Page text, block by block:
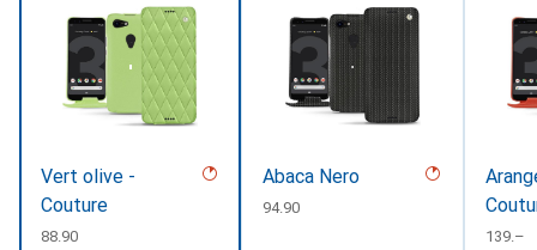
Vert olive -
Couture
CHF
88.90
Abaca Nero
CHF
94.90
CHF
139.–